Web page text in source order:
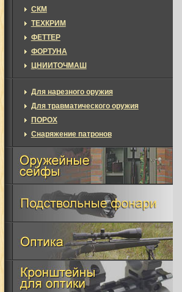
СКМ
ТЕХКРИМ
ФЕТТЕР
ФОРТУНА
ЦНИИТОЧМАШ
Для нарезного оружия
Для травматического оружия
ПОРОХ
Снаряжение патронов